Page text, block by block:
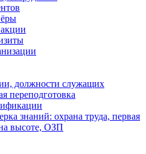
должности служащих
переподготовка
знаний: охрана труда, первая
высоте, ОЗП